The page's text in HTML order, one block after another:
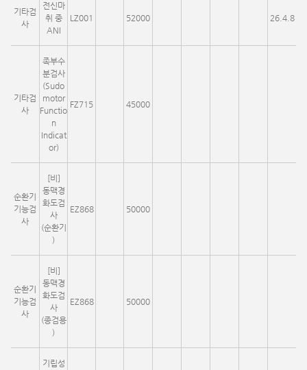
기타검
사
전신마
취 중
ANI
LZ001 52000 26.4.8
기타검
사
족부수
분검사
(Sudo
motor
Functio
n
Indicat
or)
FZ715 45000
순환기
기능검
사
[비]
동맥경
화도검
사
(순환기
)
EZ868 50000
순환기
기능검
사
[비]
동맥경
화도검
사
(종검용
)
EZ868 50000
기립성